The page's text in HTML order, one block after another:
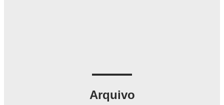
Arquivo